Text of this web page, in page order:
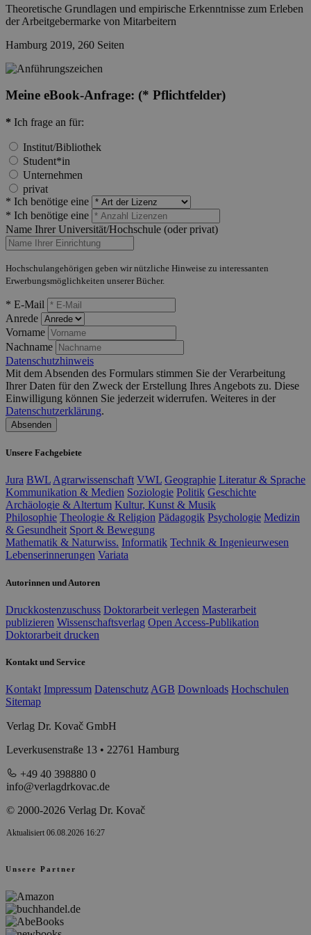
Theoretische Grundlagen und empirische Erkenntnisse zum Erleben
der Arbeitgebermarke von Mitarbeitern
Hamburg 2019, 260 Seiten
Meine eBook-Anfrage: (* Pflichtfelder)
* Ich frage an für:
Institut/Bibliothek
Student*in
Unternehmen
privat
* Ich benötige eine
* Ich benötige eine
Name Ihrer Universität/Hochschule (oder privat)
Hochschulangehörigen geben wir nützliche Hinweise zu interessanten
Erwerbungsmöglichkeiten unserer Bücher.
* E-Mail
Anrede
Vorname
Nachname
Datenschutzhinweis
Mit dem Absenden des Formulars stimmen Sie der Verarbeitung
Ihrer Daten für den Zweck der Erstellung Ihres Angebots zu. Diese
Einwilligung können Sie jederzeit widerrufen. Weiteres in der
Datenschutzerklärung.
Absenden
Unsere Fachgebiete
Jura BWLAgrarwissenschaft VWL Geographie Literatur & Sprache
Kommunikation & Medien Soziologie Politik Geschichte
Archäologie & Altertum Kultur, Kunst & Musik
Philosophie Theologie & Religion Pädagogik Psychologie Medizin
& Gesundheit Sport & Bewegung
Mathematik & Naturwiss. Informatik Technik & Ingenieurwesen
Lebenserinnerungen Variata
Autorinnen und Autoren
Druckkostenzuschuss Doktorarbeit verlegen Masterarbeit
publizieren Wissenschaftsverlag Open Access-Publikation
Doktorarbeit drucken
Kontakt und Service
Kontakt Impressum Datenschutz AGB Downloads Hochschulen
Sitemap
Verlag Dr. Kovač GmbH
Leverkusenstraße 13 • 22761 Hamburg
+49 40 398880 0
info@verlagdrkovac.de
© 2000-2026 Verlag Dr. Kovač
Aktualisiert 06.08.2026 16:27
Unsere Partner